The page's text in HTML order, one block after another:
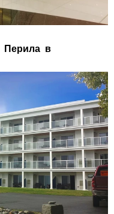
Перила в